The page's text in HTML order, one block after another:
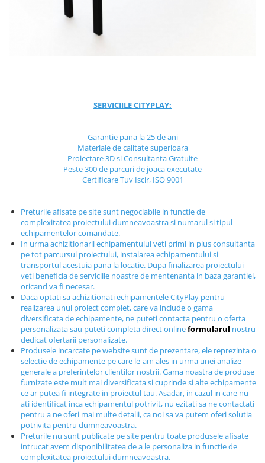
Jocuri cu nisip
Echipamente de catarat
Ciclism
Street Workout
Terenuri Multisport
Trasee Ninja
Echipamente fitness
Mese de jocuri
MOBILIER URBAN
Garduri/Imprejmuiri
Cosuri de gunoi
Panouri pentru informare/Marcaje
Foisoare si pergole
Rastel Biciclete
Banci
SERVICIILE CITYPLAY:
Garantie pana la 25 de ani
Materiale de calitate superioara
Proiectare 3D si Consultanta Gratuite
Peste 300 de parcuri de joaca executate
Certificare Tuv Iscir, ISO 9001
Preturile afisate pe site sunt negociabile in functie de
complexitatea proiectului dumneavoastra si numarul si tipul
echipamentelor comandate.
In urma achizitionarii echipamentului veti primi in plus consultanta
pe tot parcursul proiectului, instalarea echipamentului si
transportul acestuia pana la locatie. Dupa finalizarea proiectului
veti beneficia de serviciile noastre de mentenanta in baza garantiei,
oricand va fi necesar.
Daca optati sa achizitionati echipamentele CityPlay pentru
realizarea unui proiect complet, care va include o gama
diversificata de echipamente, ne puteti contacta pentru o oferta
personalizata sau puteti completa direct onlineformularul nostru
dedicat ofertarii personalizate.
Produsele incarcate pe website sunt de prezentare, ele reprezinta o
selectie de echipamente pe care le-am ales in urma unei analize
generale a preferintelor clientilor nostrii. Gama noastra de produse
furnizate este mult mai diversificata si cuprinde si alte echipamente
ce ar putea fi integrate in proiectul tau. Asadar, in cazul in care nu
ati identificat inca echipamentul potrivit, nu ezitati sa ne contactati
pentru a ne oferi mai multe detalii, ca noi sa va putem oferi solutia
potrivita pentru dumneavoastra.
Preturile nu sunt publicate pe site pentru toate produsele afisate
intrucat avem disponibilitatea de a le personaliza in functie de
complexitatea proiectului dumneavoastra.